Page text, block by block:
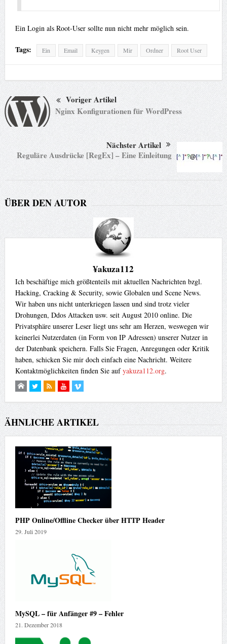
Ein Login als Root-User sollte nun nicht mehr möglich sein.
Tags: Ein Email Keygen Mir Ordner Root User
Voriger Artikel
Nginx Konfigurationen für WordPress
Nächster Artikel
Reguläre Ausdrücke [RegEx] – Eine Einleitung
ÜBER DEN AUTOR
¥akuza112
Ich beschäftige mich größtenteils mit aktuellen Nachrichten bzgl.
Hacking, Cracking & Security, sowie Globalen und Scene News.
Wir haben uns nicht unterkriegen lassen und sind trotz vieler
Drohungen, Ddos Attacken usw. seit August 2010 online. Die
Privatsphäre unserer Leser liegt uns sehr am Herzen, weswegen wir
keinerlei Nutzerdaten (in Form von IP Adressen) unserer Nutzer in
der Datenbank speichern. Falls Sie Fragen, Anregungen oder Kritik
haben, schicken Sie mir doch einfach eine Nachricht. Weitere
Kontaktmöglichkeiten finden Sie aufyakuza112.org.
ÄHNLICHE ARTIKEL
PHP Online/Offline Checker über HTTP Header
29. Juli 2019
MySQL – für Anfänger #9 – Fehler
21. Dezember 2018